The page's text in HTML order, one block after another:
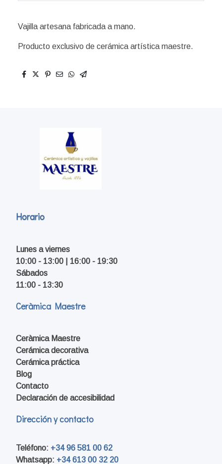
Vajilla artesana fabricada a mano.
Producto exclusivo de cerámica artística maestre.
Horario
Lunes a viernes
10:00 - 13:00 | 16:00 - 19:30
Sábados
11:00 - 13:30
Ceràmica Maestre
Ceràmica Maestre
Cerámica decorativa
Cerámica práctica
Blog
Contacto
Declaración de accesibilidad
Dirección y contacto
Teléfono: +34 96 581 00 62
Whatsapp: +34 613 00 32 20